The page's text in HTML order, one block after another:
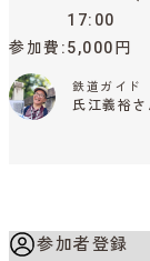
17:00
参加費 5,000円
鉄道ガイド
氏江義裕さ
参加者登録